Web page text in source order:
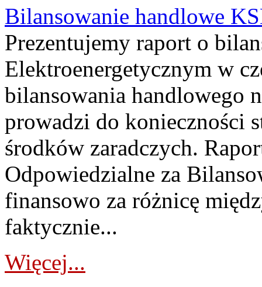
Bilansowanie handlowe
Prezentujemy raport o
Elektroenergetycznym w
bilansowania handlowego
prowadzi do konieczności
środków zaradczych.
Odpowiedzialne za
finansowo za różnicę
faktycznie...
Więcej...